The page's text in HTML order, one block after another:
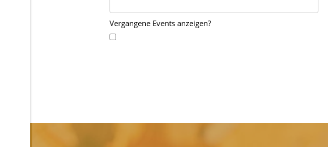
Vergangene Events anzeigen?